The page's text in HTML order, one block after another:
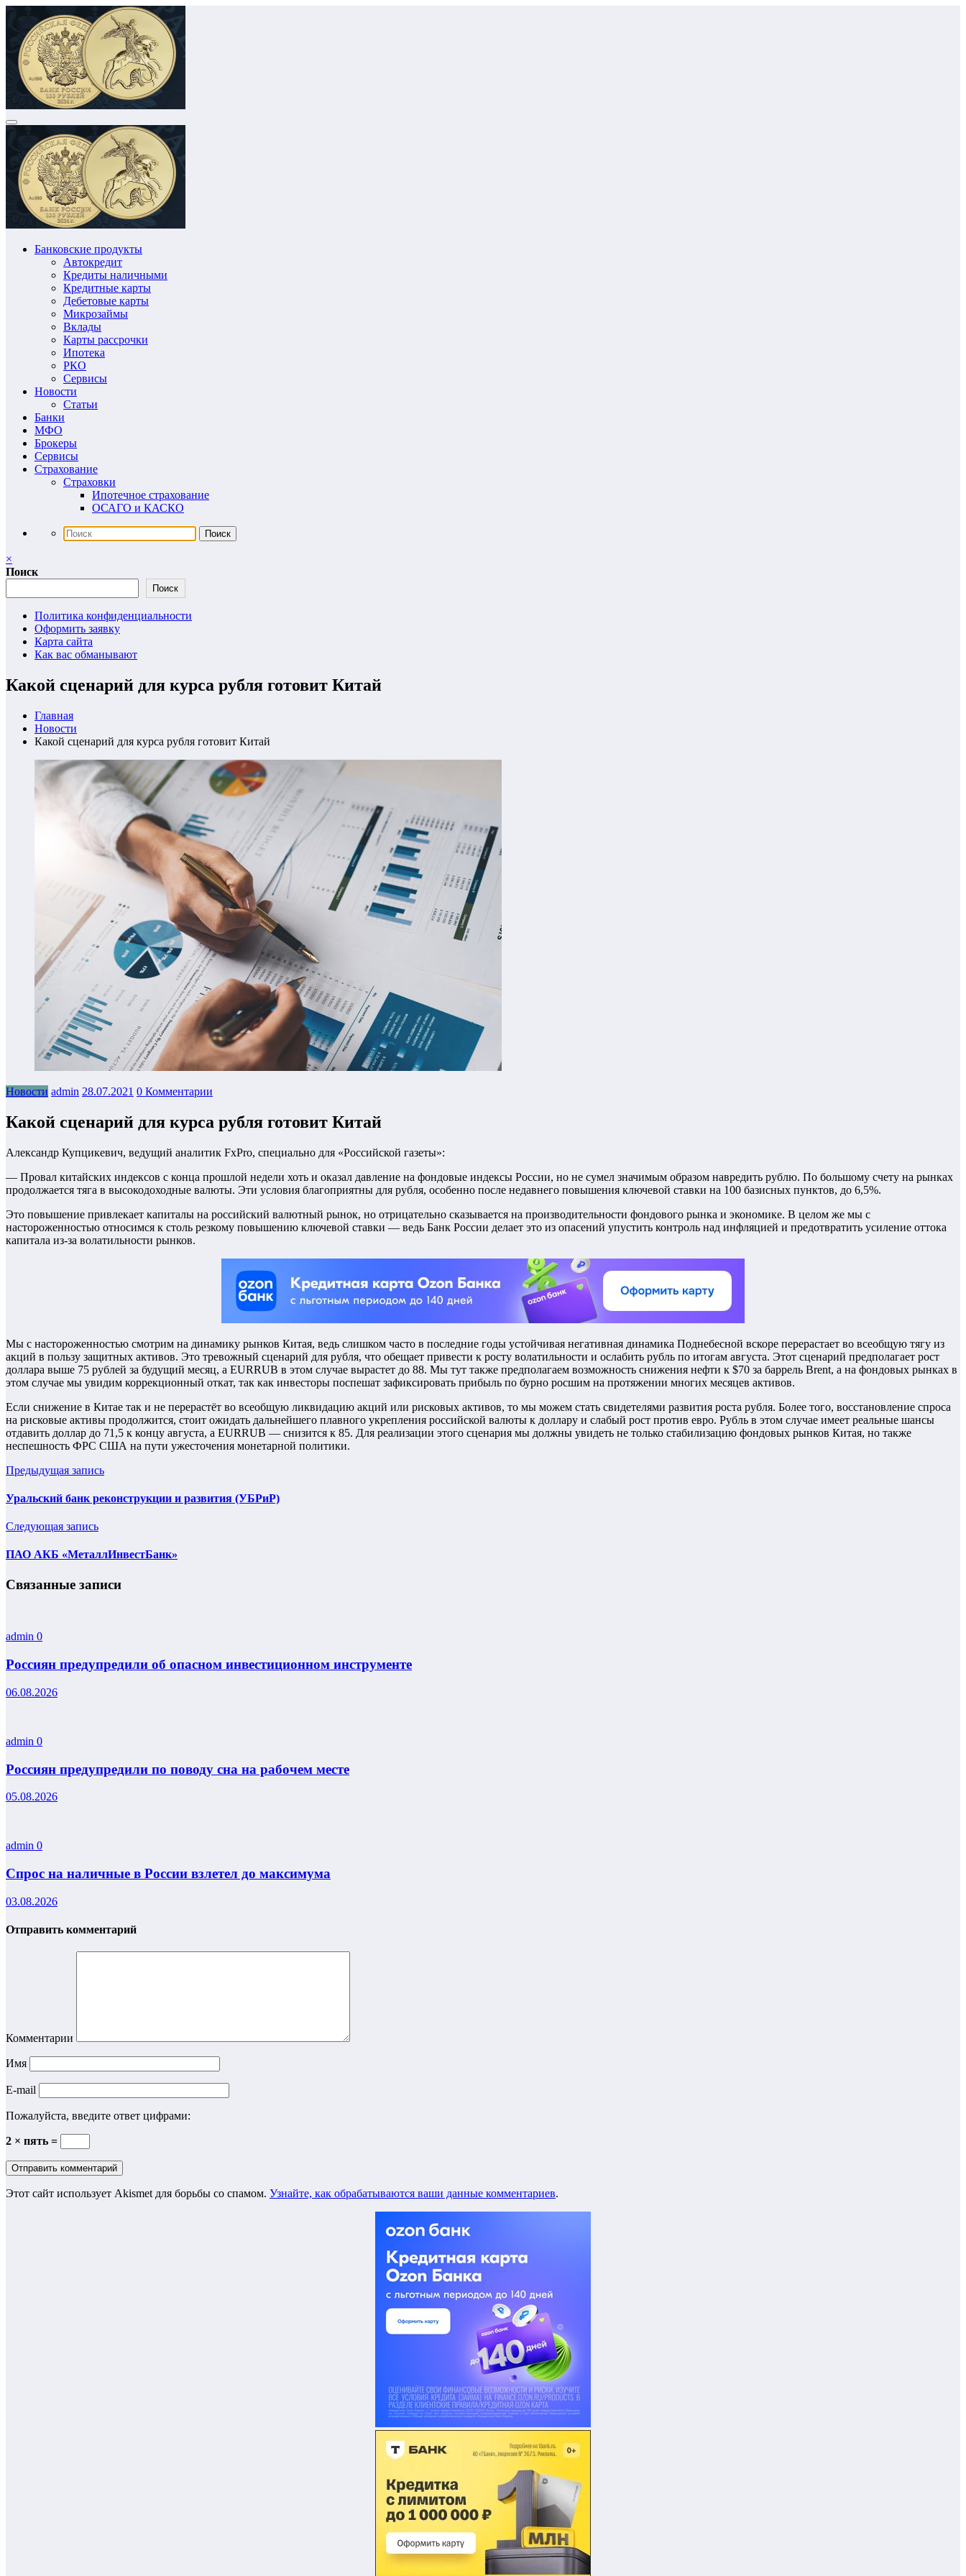
содержимому
Банковские продукты
Автокредит
Кредиты наличными
Кредитные карты
Дебетовые карты
Микрозаймы
Вклады
Карты рассрочки
Ипотека
РКО
Сервисы
Новости
Статьи
Банки
МФО
Брокеры
Сервисы
Страхование
Страховки
Ипотечное страхование
ОСАГО и КАСКО
×
Поиск
Поиск
Политика конфиденциальности
Оформить заявку
Карта сайта
Как вас обманывают
Какой сценарий для курса рубля готовит Китай
Главная
Новости
Какой сценарий для курса рубля готовит Китай
Новости admin 28.07.2021 0 Комментарии
Какой сценарий для курса рубля готовит Китай
Александр Купцикевич, ведущий аналитик FxPro, специально для «Российской газеты»:
— Провал китайских индексов с конца прошлой недели хоть и оказал давление на фондовые индексы России, но не сумел значимым образом навредить рублю. По большому счету на рынках
продолжается тяга в высокодоходные валюты. Эти условия благоприятны для рубля, особенно после недавнего повышения ключевой ставки на 100 базисных пунктов, до 6,5%.
Это повышение привлекает капиталы на российский валютный рынок, но отрицательно сказывается на производительности фондового рынка и экономике. В целом же мы с
настороженностью относимся к столь резкому повышению ключевой ставки — ведь Банк России делает это из опасений упустить контроль над инфляцией и предотвратить усиление оттока
капитала из-за волатильности рынков.
Мы с настороженностью смотрим на динамику рынков Китая, ведь слишком часто в последние годы устойчивая негативная динамика Поднебесной вскоре перерастает во всеобщую тягу из
акций в пользу защитных активов. Это тревожный сценарий для рубля, что обещает привести к росту волатильности и ослабить рубль по итогам августа. Этот сценарий предполагает рост
доллара выше 75 рублей за будущий месяц, а EURRUB в этом случае вырастет до 88. Мы тут также предполагаем возможность снижения нефти к $70 за баррель Brent, а на фондовых рынках в
этом случае мы увидим коррекционный откат, так как инвесторы поспешат зафиксировать прибыль по бурно росшим на протяжении многих месяцев активов.
Если снижение в Китае так и не перерастёт во всеобщую ликвидацию акций или рисковых активов, то мы можем стать свидетелями развития роста рубля. Более того, восстановление спроса
на рисковые активы продолжится, стоит ожидать дальнейшего плавного укрепления российской валюты к доллару и слабый рост против евро. Рубль в этом случае имеет реальные шансы
отдавить доллар до 71,5 к концу августа, а EURRUB — снизится к 85. Для реализации этого сценария мы должны увидеть не только стабилизацию фондовых рынков Китая, но также
неспешность ФРС США на пути ужесточения монетарной политики.
Предыдущая запись
Уральский банк реконструкции и развития (УБРиР)
Следующая запись
ПАО АКБ «МеталлИнвестБанк»
Связанные записи
admin 0
Россиян предупредили об опасном инвестиционном инструменте
06.08.2026
admin 0
Россиян предупредили по поводу сна на рабочем месте
05.08.2026
admin 0
Спрос на наличные в России взлетел до максимума
03.08.2026
Отправить комментарий
Комментарии
Имя
E-mail
Пожалуйста, введите ответ цифрами:
2 × пять =
Этот сайт использует Akismet для борьбы со спамом. Узнайте, как обрабатываются ваши данные комментариев.